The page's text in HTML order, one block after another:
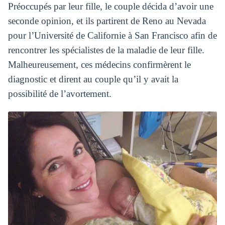
Préoccupés par leur fille, le couple décida d’avoir une
seconde opinion, et ils partirent de Reno au Nevada
pour l’Université de Californie à San Francisco afin de
rencontrer les spécialistes de la maladie de leur fille.
Malheureusement, ces médecins confirmèrent le
diagnostic et dirent au couple qu’il y avait la
possibilité de l’avortement.